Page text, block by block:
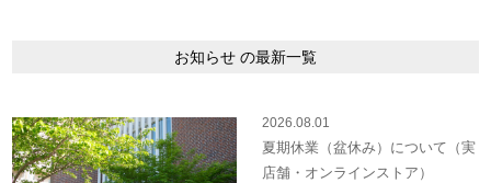
お知らせ の最新一覧
2026.08.01
夏期休業（盆休み）について（実
店舗・オンラインストア）